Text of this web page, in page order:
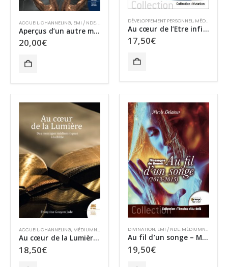
ACCUEIL ,CHANNELING, EMI / NDE, SURVIE ANIMALE,SURVIE ET PARANORMAL, TCI
Aperçus d’un autre monde : La transcommunication : réflexions et pratique
20,00€
DÉVELOPPEMENT PERSONNEL, MÉDIUMNITÉ
Au cœur de l’Etre infini
17,50€
ACCUEIL,CHANNELING, MÉDIUMNITÉ MIRACLES ET SPIRITUALITÉ, SPIRITUALITÉ
Au cœur de la Lumière : La Bible et les messages médiumniques
18,50€
DIVINATION, EMI / NDE, MÉDIUMNITÉ
Au fil d’un songe – Messages de Benoît (2013-2015)
19,50€